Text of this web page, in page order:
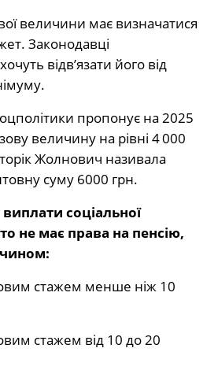
величини має визначатися
Законодавці
відв’язати його від
пропонує на 2025
величину на рівні 4 000
Жолнович називала
суму 6000 грн.
соціальної
не має права на пенсію,
стажем менше ніж 10
стажем від 10 до 20